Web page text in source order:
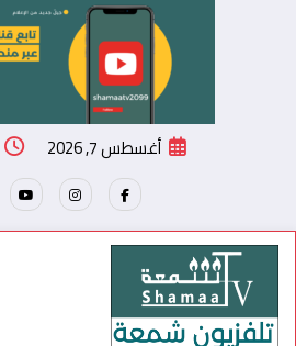
أغسطس 7, 2026